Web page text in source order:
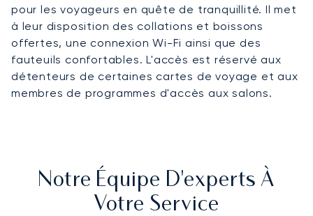
pour les voyageurs en quête de tranquillité. Il met
à leur disposition des collations et boissons
offertes, une connexion Wi-Fi ainsi que des
fauteuils confortables. L'accès est réservé aux
détenteurs de certaines cartes de voyage et aux
membres de programmes d'accès aux salons.
Notre Équipe D'experts À
Votre Service